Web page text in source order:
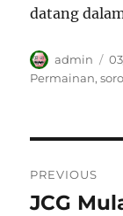
datang
Author
admin
on
Permainan,
pos
PREVIOUS
Previous
JCG